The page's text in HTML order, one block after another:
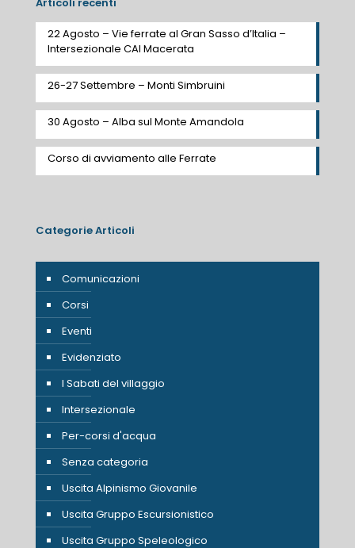
22 Agosto – Vie ferrate al Gran Sasso d’Italia –
Intersezionale CAI Macerata
26-27 Settembre – Monti Simbruini
30 Agosto – Alba sul Monte Amandola
Corso di avviamento alle Ferrate
Categorie Articoli
Comunicazioni
Corsi
Eventi
Evidenziato
I Sabati del villaggio
Intersezionale
Per-corsi d'acqua
Senza categoria
Uscita Alpinismo Giovanile
Uscita Gruppo Escursionistico
Uscita Gruppo Speleologico